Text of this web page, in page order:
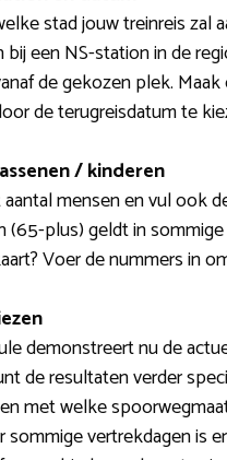
stad jouw treinreis zal
een NS-station in de
de gekozen plek.
de terugreisdatum te
/ kinderen
mensen en vul ook
(65-plus) geldt in
Voer de nummers in
demonstreert nu de
de resultaten verder
met welke
sommige vertrekdagen is